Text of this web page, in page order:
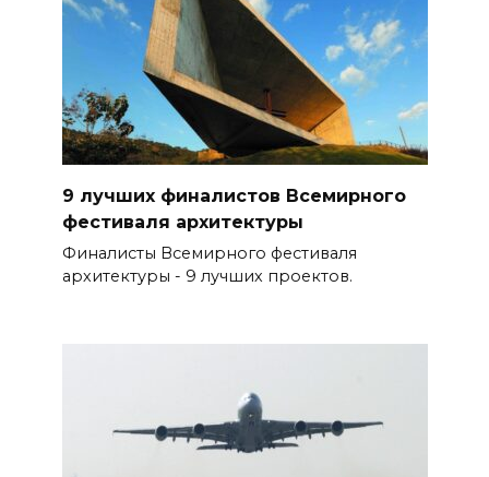
9 лучших финалистов Всемирного
фестиваля архитектуры
Финалисты Всемирного фестиваля
архитектуры - 9 лучших проектов.